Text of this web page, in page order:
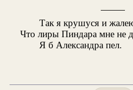
Так я крушуся и
Что лиры Пиндара мне не
Я б Александра пел.